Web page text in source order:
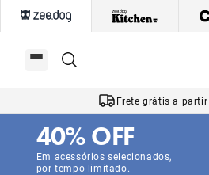
Frete grátis a partir
Em acessórios selecionados,
por tempo limitado.
40% OFF